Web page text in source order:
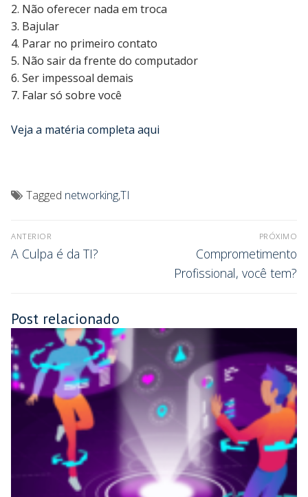
2. Não oferecer nada em troca
3. Bajular
4. Parar no primeiro contato
5. Não sair da frente do computador
6. Ser impessoal demais
7. Falar só sobre você
Veja a matéria completa aqui
Tagged networking,TI
ANTERIOR
A Culpa é da TI?
PRÓXIMO
Comprometimento
Profissional, você tem?
Post relacionado